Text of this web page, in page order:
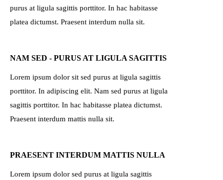
purus at ligula sagittis porttitor. In hac habitasse
platea dictumst. Praesent interdum nulla sit.
NAM SED - PURUS AT LIGULA SAGITTIS
Lorem ipsum dolor sit sed purus at ligula sagittis
porttitor. In adipiscing elit. Nam sed purus at ligula
sagittis porttitor. In hac habitasse platea dictumst.
Praesent interdum mattis nulla sit.
PRAESENT INTERDUM MATTIS NULLA
Lorem ipsum dolor sed purus at ligula sagittis